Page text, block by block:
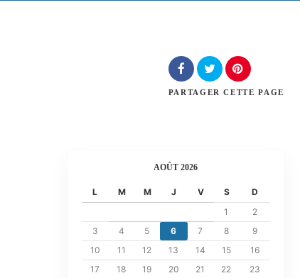
PARTAGER CETTE PAGE
AOÛT 2026
L M M J V S
D
1
2
3
4 5 6 7 8
9
10
11 12 13 14 15
16
17
18 19 20 21 22
23